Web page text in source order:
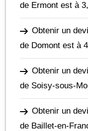
de Ermont est à
Obtenir un
de Domont est à
Obtenir un
de Soisy-sous-
Obtenir un
de Baillet-en-